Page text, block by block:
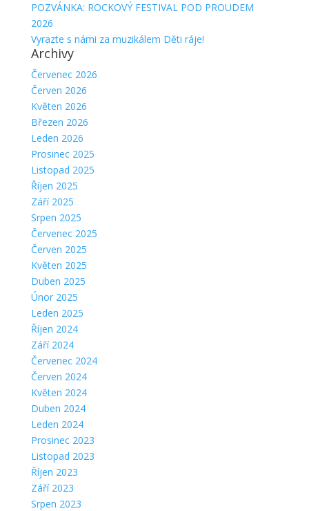
POZVÁNKA: ROCKOVÝ FESTIVAL POD PROUDEM
2026
Vyrazte s námi za muzikálem Děti ráje!
Archivy
Červenec 2026
Červen 2026
Květen 2026
Březen 2026
Leden 2026
Prosinec 2025
Listopad 2025
Říjen 2025
Září 2025
Srpen 2025
Červenec 2025
Červen 2025
Květen 2025
Duben 2025
Únor 2025
Leden 2025
Říjen 2024
Září 2024
Červenec 2024
Červen 2024
Květen 2024
Duben 2024
Leden 2024
Prosinec 2023
Listopad 2023
Říjen 2023
Září 2023
Srpen 2023